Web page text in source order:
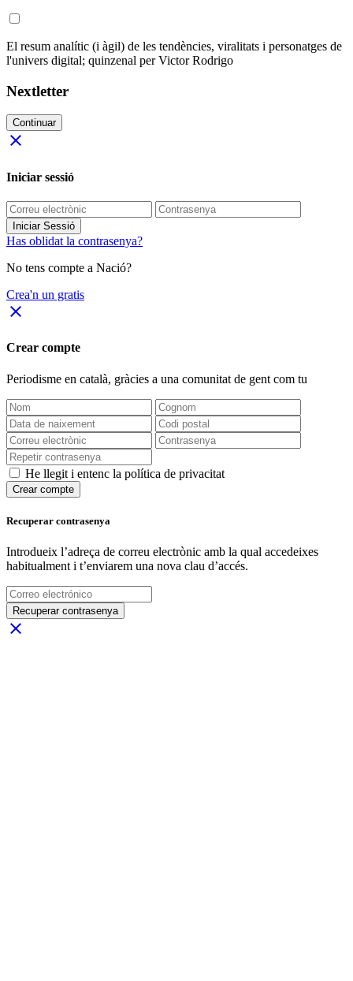
El resum analític (i àgil) de les tendències, viralitats i personatges de
l'univers digital; quinzenal per Victor Rodrigo
Nextletter
Continuar
close
Iniciar sessió
Iniciar Sessió
Has oblidat la contrasenya?
No tens compte a Nació?
Crea'n un gratis
close
Crear compte
Periodisme en català, gràcies a una comunitat de gent com tu
He llegit i entenc la política de privacitat
Crear compte
Recuperar contrasenya
Introdueix l’adreça de correu electrònic amb la qual accedeixes
habitualment i t’enviarem una nova clau d’accés.
Recuperar contrasenya
close